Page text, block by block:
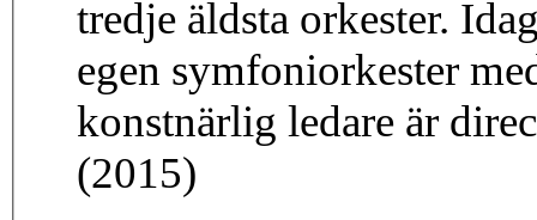
tredje äldsta orkester.
egen symfoniorkester
konstnärlig ledare är
(2015)